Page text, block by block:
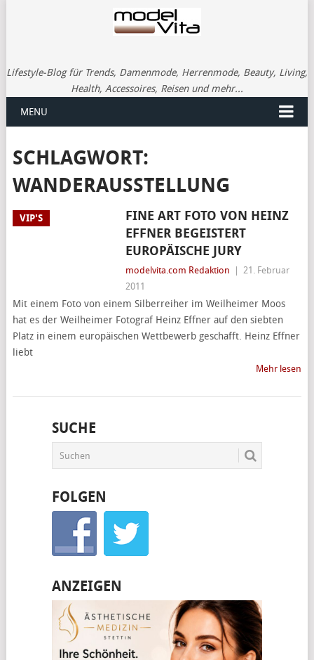
Lifestyle-Blog für Trends, Damenmode, Herrenmode, Beauty, Living,
Health, Accessoires, Reisen und mehr...
MENU
SCHLAGWORT:
WANDERAUSSTELLUNG
VIP'S
FINE ART FOTO VON HEINZ
EFFNER BEGEISTERT
EUROPÄISCHE JURY
modelvita.com Redaktion
21. Februar
2011
Mit einem Foto von einem Silberreiher im Weilheimer Moos
hat es der Weilheimer Fotograf Heinz Effner auf den siebten
Platz in einem europäischen Wettbewerb geschafft. Heinz Effner
liebt
Mehr lesen
SUCHE
FOLGEN
ANZEIGEN